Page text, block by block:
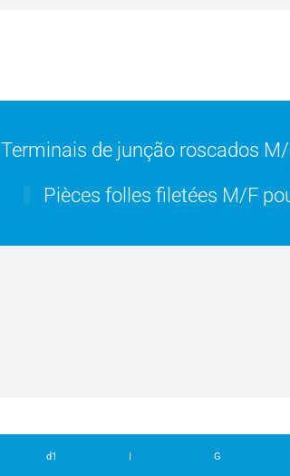
Terminais de junção roscados
Pièces folles filetées M/F
d1 I G